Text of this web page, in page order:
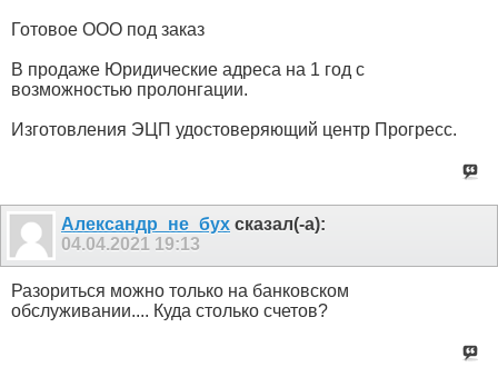
Готовое ООО под заказ
В продаже Юридические адреса на 1 год с
возможностью пролонгации.
Изготовления ЭЦП удостоверяющий центр Прогресс.
Александр_не_бух сказал(-а):
04.04.2021 19:13
Разориться можно только на банковском
обслуживании.... Куда столько счетов?